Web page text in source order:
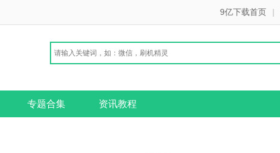
9亿下载首页 |
专题合集 资讯教程